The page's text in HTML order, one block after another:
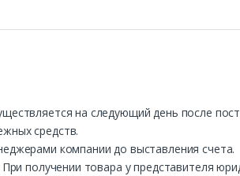
на следующий день после
средств.
компании до выставления счета.
получении товара у представителя